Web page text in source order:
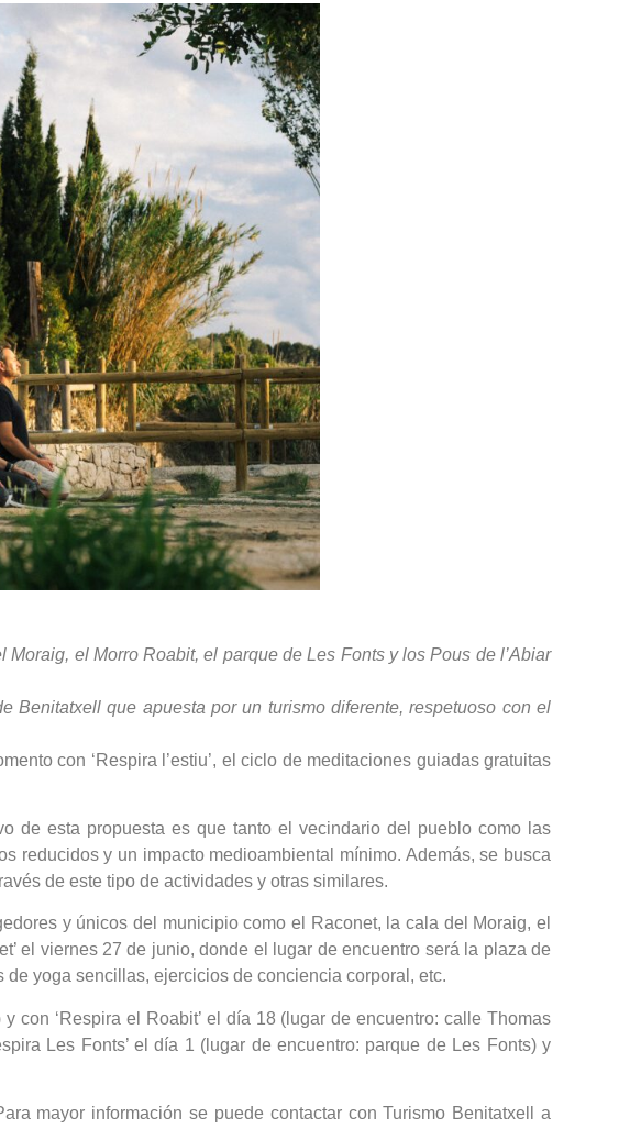
el Morro Roabit, el parque de Les Fonts y los Pous de l’Abiar
Benitatxell que apuesta por un turismo diferente, respetuoso con el
con ‘Respira l’estiu’, el ciclo de meditaciones guiadas gratuitas
de esta propuesta es que tanto el vecindario del pueblo como las
reducidos y un impacto medioambiental mínimo. Además, se busca
de este tipo de actividades y otras similares.
y únicos del municipio como el Raconet, la cala del Moraig, el
el viernes 27 de junio, donde el lugar de encuentro será la plaza de
yoga sencillas, ejercicios de conciencia corporal, etc.
con ‘Respira el Roabit’ el día 18 (lugar de encuentro: calle Thomas
Les Fonts’ el día 1 (lugar de encuentro: parque de Les Fonts) y
mayor información se puede contactar con Turismo Benitatxell a